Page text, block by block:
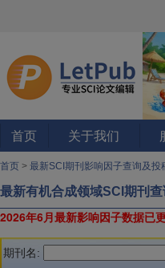
首页 关于我们
首页 > 最新SCI期刊影响因子查询及投
最新有机合成领域SCI期刊
2026年6月最新影响因子数据已
期刊名: